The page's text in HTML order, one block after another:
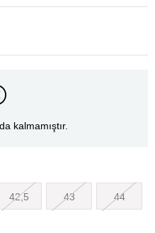
kalmamıştır.
42,5 43 44